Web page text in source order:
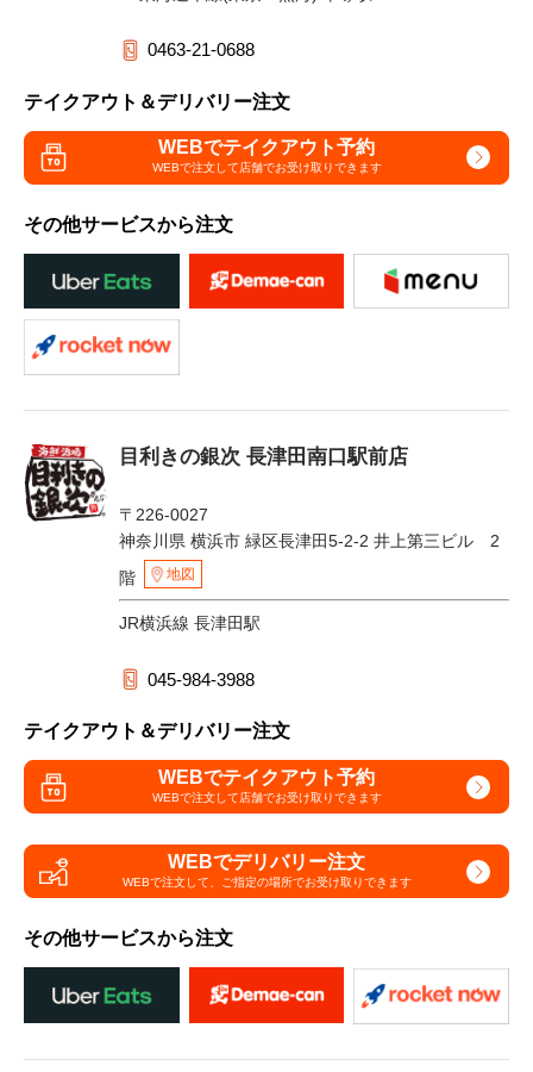
0463-21-0688
テイクアウト＆デリバリー注文
WEBでテイクアウト予約
WEBで注文して店舗でお受け取りできます
その他サービスから注文
目利きの銀次 長津田南口駅前店
〒226-0027
神奈川県 横浜市 緑区長津田5-2-2 井上第三ビル 2
階
地図
JR横浜線 長津田駅
045-984-3988
テイクアウト＆デリバリー注文
WEBでテイクアウト予約
WEBで注文して店舗でお受け取りできます
WEBでデリバリー注文
WEBで注文して、 ご指定の場所でお受け取りできます
その他サービスから注文